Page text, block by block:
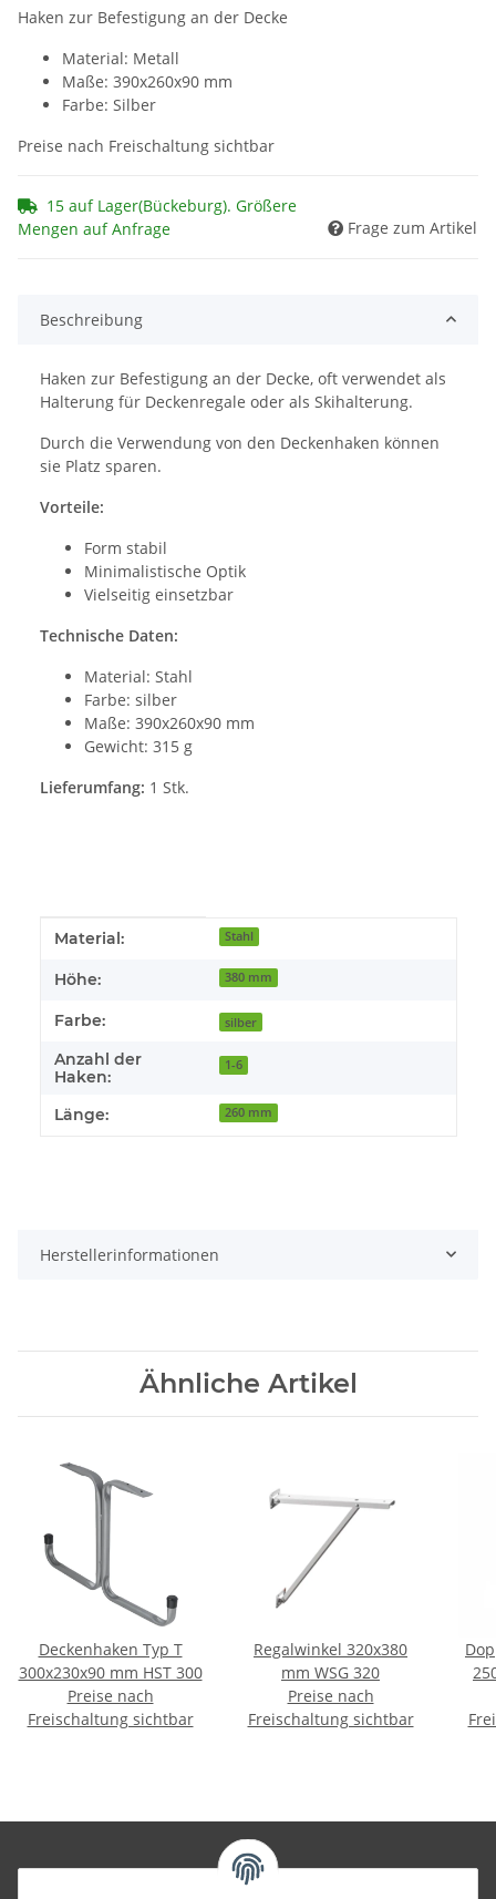
Haken zur Befestigung an der Decke
Material: Metall
Maße: 390x260x90 mm
Farbe: Silber
Preise nach Freischaltung sichtbar
15 auf Lager(Bückeburg). Größere
Mengen auf Anfrage
Frage zum Artikel
Beschreibung
Haken zur Befestigung an der Decke, oft verwendet als
Halterung für Deckenregale oder als Skihalterung.
Durch die Verwendung von den Deckenhaken können
sie Platz sparen.
Vorteile:
Form stabil
Minimalistische Optik
Vielseitig einsetzbar
Technische Daten:
Material: Stahl
Farbe: silber
Maße: 390x260x90 mm
Gewicht: 315 g
Lieferumfang: 1 Stk.
Produkteigenschaft
Wert
Material: Stahl
Höhe: 380 mm
Farbe: silber
Anzahl der
Haken:
1-6
Länge: 260 mm
Herstellerinformationen
Ähnliche Artikel
Deckenhaken Typ T
300x230x90 mm HST 300
Preise nach
Freischaltung sichtbar
Regalwinkel 320x380
mm WSG 320
Preise nach
Freischaltung sichtbar